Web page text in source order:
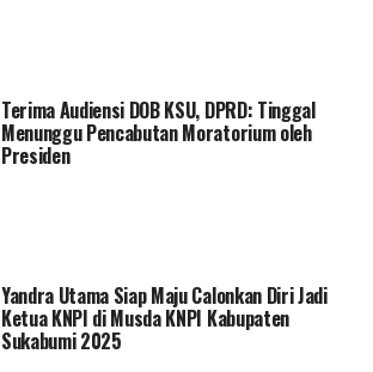
Terima Audiensi DOB KSU, DPRD: Tinggal
Menunggu Pencabutan Moratorium oleh
Presiden
Yandra Utama Siap Maju Calonkan Diri Jadi
Ketua KNPI di Musda KNPI Kabupaten
Sukabumi 2025